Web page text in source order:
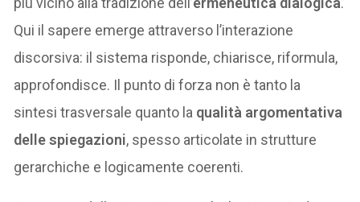
Qui il sapere emerge attraverso l’interazione
discorsiva: il sistema risponde, chiarisce, riformula,
approfondisce. Il punto di forza non è tanto la
sintesi trasversale quanto la qualità argomentativa
delle spiegazioni, spesso articolate in strutture
gerarchiche e logicamente coerenti.